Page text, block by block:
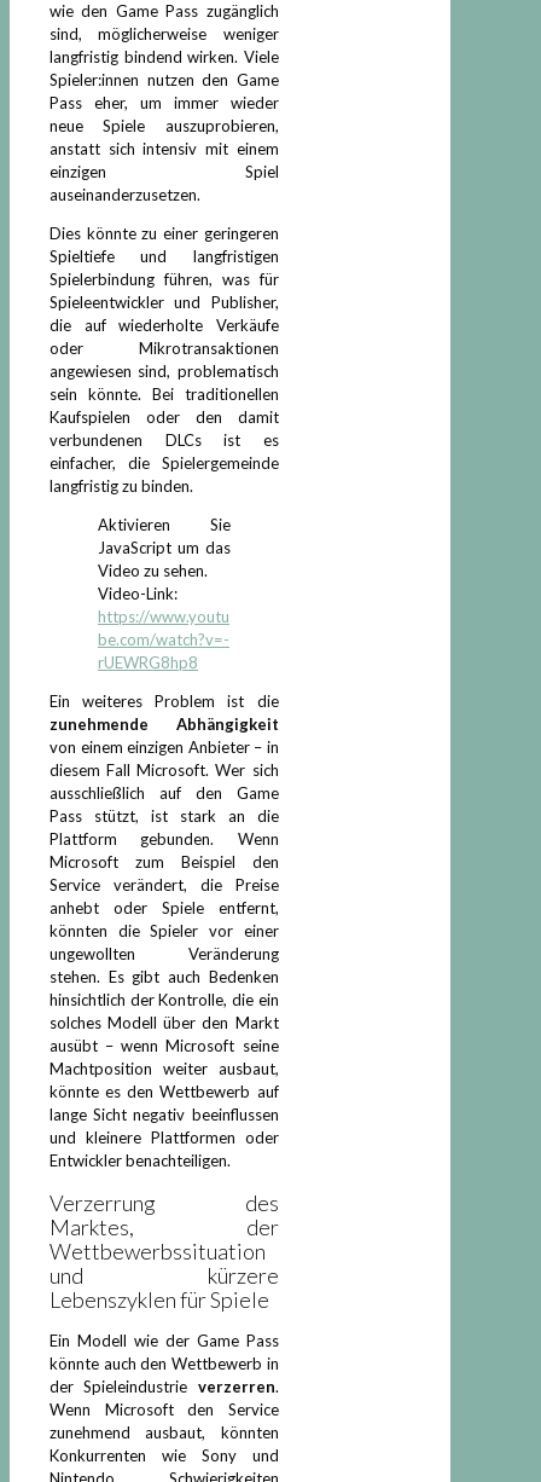
wie den Game Pass zugänglich
sind, möglicherweise weniger
langfristig bindend wirken. Viele
Spieler:innen nutzen den Game
Pass eher, um immer wieder
neue Spiele auszuprobieren,
anstatt sich intensiv mit einem
einzigen Spiel
auseinanderzusetzen.
Dies könnte zu einer geringeren
Spieltiefe und langfristigen
Spielerbindung führen, was für
Spieleentwickler und Publisher,
die auf wiederholte Verkäufe
oder Mikrotransaktionen
angewiesen sind, problematisch
sein könnte. Bei traditionellen
Kaufspielen oder den damit
verbundenen DLCs ist es
einfacher, die Spielergemeinde
langfristig zu binden.
Aktivieren Sie
JavaScript um das
Video zu sehen.
Video-Link:
https://www.youtu
be.com/watch?v=-
rUEWRG8hp8
Ein weiteres Problem ist die
zunehmende Abhängigkeit
von einem einzigen Anbieter – in
diesem Fall Microsoft. Wer sich
ausschließlich auf den Game
Pass stützt, ist stark an die
Plattform gebunden. Wenn
Microsoft zum Beispiel den
Service verändert, die Preise
anhebt oder Spiele entfernt,
könnten die Spieler vor einer
ungewollten Veränderung
stehen. Es gibt auch Bedenken
hinsichtlich der Kontrolle, die ein
solches Modell über den Markt
ausübt – wenn Microsoft seine
Machtposition weiter ausbaut,
könnte es den Wettbewerb auf
lange Sicht negativ beeinflussen
und kleinere Plattformen oder
Entwickler benachteiligen.
Verzerrung des
Marktes, der
Wettbewerbssituation
und kürzere
Lebenszyklen für Spiele
Ein Modell wie der Game Pass
könnte auch den Wettbewerb in
der Spieleindustrie verzerren.
Wenn Microsoft den Service
zunehmend ausbaut, könnten
Konkurrenten wie Sony und